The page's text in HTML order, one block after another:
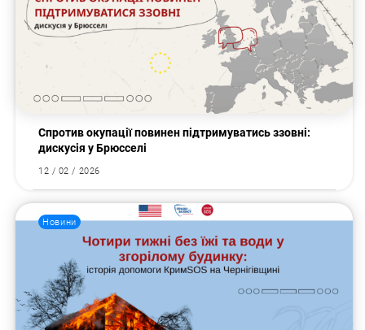
Спротив окупації повинен підтримуватись ззовні:
дискусія у Брюсселі
12 / 02 / 2026
Новини